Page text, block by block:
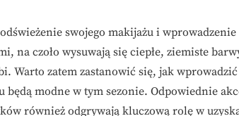
swojego makijażu i
na czoło wysuwają się ciepłe, ziemiste
Warto zatem zastanowić się, jak
modne w tym sezonie. Odpowiednie
również odgrywają kluczową rolę w